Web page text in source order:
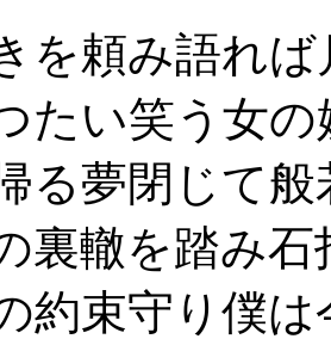
を頼み語れ
たい笑う女
る夢閉じて
裏轍を踏み
約束守り僕